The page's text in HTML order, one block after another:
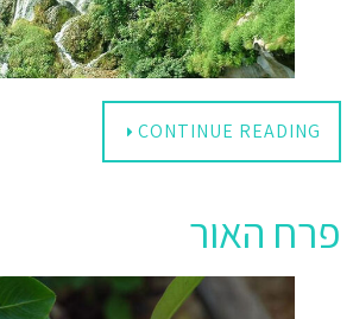
CONTINUE READING
פרח האור